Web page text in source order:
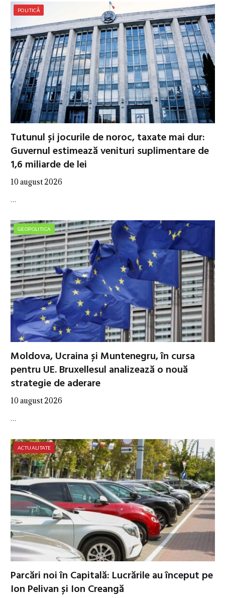
POLITICĂ
Tutunul și jocurile de noroc, taxate mai dur:
Guvernul estimează venituri suplimentare de
1,6 miliarde de lei
10 august 2026
…
GEOPOLITICA
Moldova, Ucraina și Muntenegru, în cursa
pentru UE. Bruxellesul analizează o nouă
strategie de aderare
10 august 2026
…
ACTUALITATE
Parcări noi în Capitală: Lucrările au început pe
Ion Pelivan și Ion Creangă